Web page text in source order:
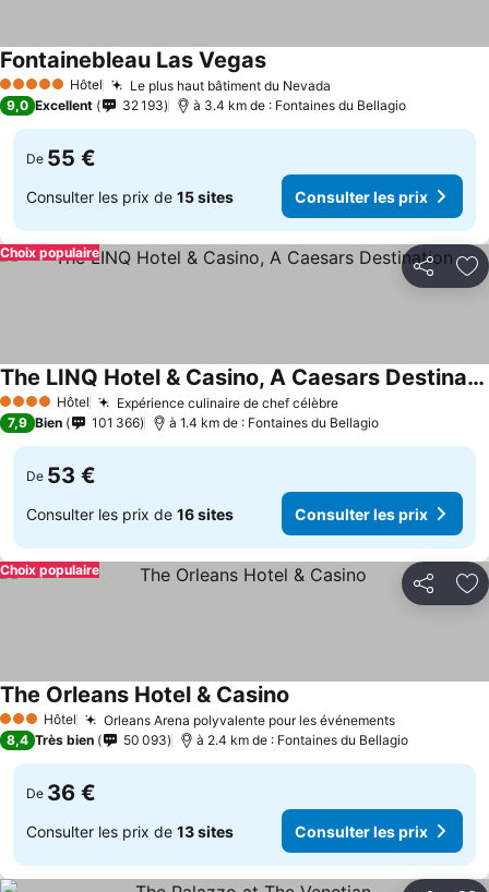
5 Étoiles Hôtel Le plus haut bâtiment du Nevada
Fontainebleau Las Vegas
9,0 Excellent 32 193 à 3.4 km de : Fontaines du Bellagio
De 55 €
Consulter les prix de 15 sites Consulter les prix
Partager
Choix populaire
4 Étoiles Hôtel Expérience culinaire de chef célèbre
The LINQ Hotel & Casino, A Caesars Destination
7,9 Bien 101 366 à 1.4 km de : Fontaines du Bellagio
De 53 €
Consulter les prix de 16 sites Consulter les prix
Partager
Choix populaire
3 ÉtoilesHôtel Orleans Arena polyvalente pour les événements
The Orleans Hotel & Casino
8,4 Très bien 50 093 à 2.4 km de : Fontaines du Bellagio
De 36 €
Consulter les prix de 13 sites Consulter les prix